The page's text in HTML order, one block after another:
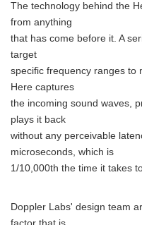
The technology behind the
from anything
that has come before it. A
target
specific frequency ranges to
Here captures
the incoming sound waves,
plays it back
without any perceivable
microseconds, which is
1/10,000th the time it takes
Doppler Labs' design team